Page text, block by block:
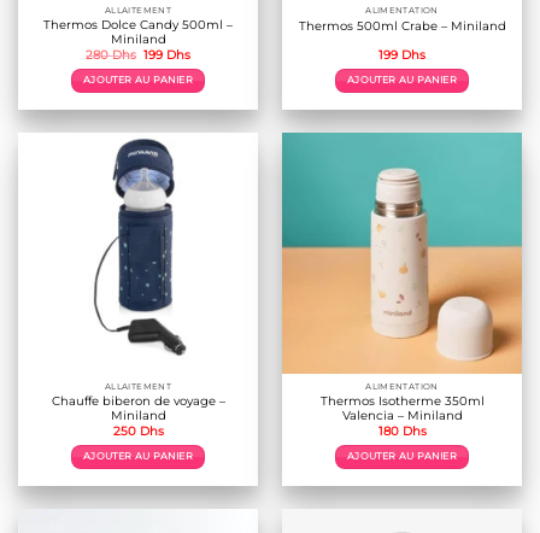
ALLAITEMENT
Thermos Dolce Candy 500ml –
Miniland
280Dhs Le
initial
était :
280 Dhs.
199 DhsLe
actuel
est :
199 Dhs.
AJOUTER AU PANIER
ALIMENTATION
Thermos 500ml Crabe – Miniland
199 Dhs
AJOUTER AU PANIER
ALLAITEMENT
Chauffe biberon de voyage –
Miniland
250 Dhs
AJOUTER AU PANIER
ALIMENTATION
Thermos Isotherme 350ml
Valencia – Miniland
180 Dhs
AJOUTER AU PANIER